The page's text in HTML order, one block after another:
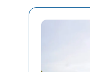
鉈折御子明
瀬戸明神
また、天照
神、東照宮
高い透明度
の透明度が
適した環境
桟橋での釣